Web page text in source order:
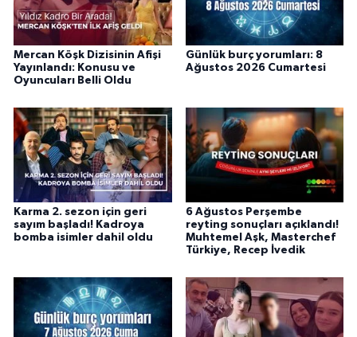
Mercan Köşk Dizisinin Afişi
Yayınlandı: Konusu ve
Oyuncuları Belli Oldu
Günlük burç yorumları: 8
Ağustos 2026 Cumartesi
Karma 2. sezon için geri
sayım başladı! Kadroya
bomba isimler dahil oldu
6 Ağustos Perşembe
reyting sonuçları açıklandı!
Muhtemel Aşk, Masterchef
Türkiye, Recep İvedik